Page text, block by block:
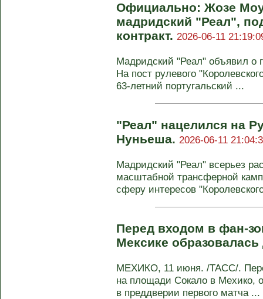
Официально: Жозе
мадридский "Реал",
контракт. 2026-06-11
Мадридский "Реал" объявил о
На пост рулевого
63-летний португальский ...
"Реал" нацелился на
Нуньеша. 2026-06-11
Мадридский "Реал" всерьез
масштабной трансферной
сферу интересов
Перед входом в фан-
Мексике
МЕХИКО, 11 июня. /ТАСС/.
на площади Сокало в Мехико,
в преддверии первого матча ...